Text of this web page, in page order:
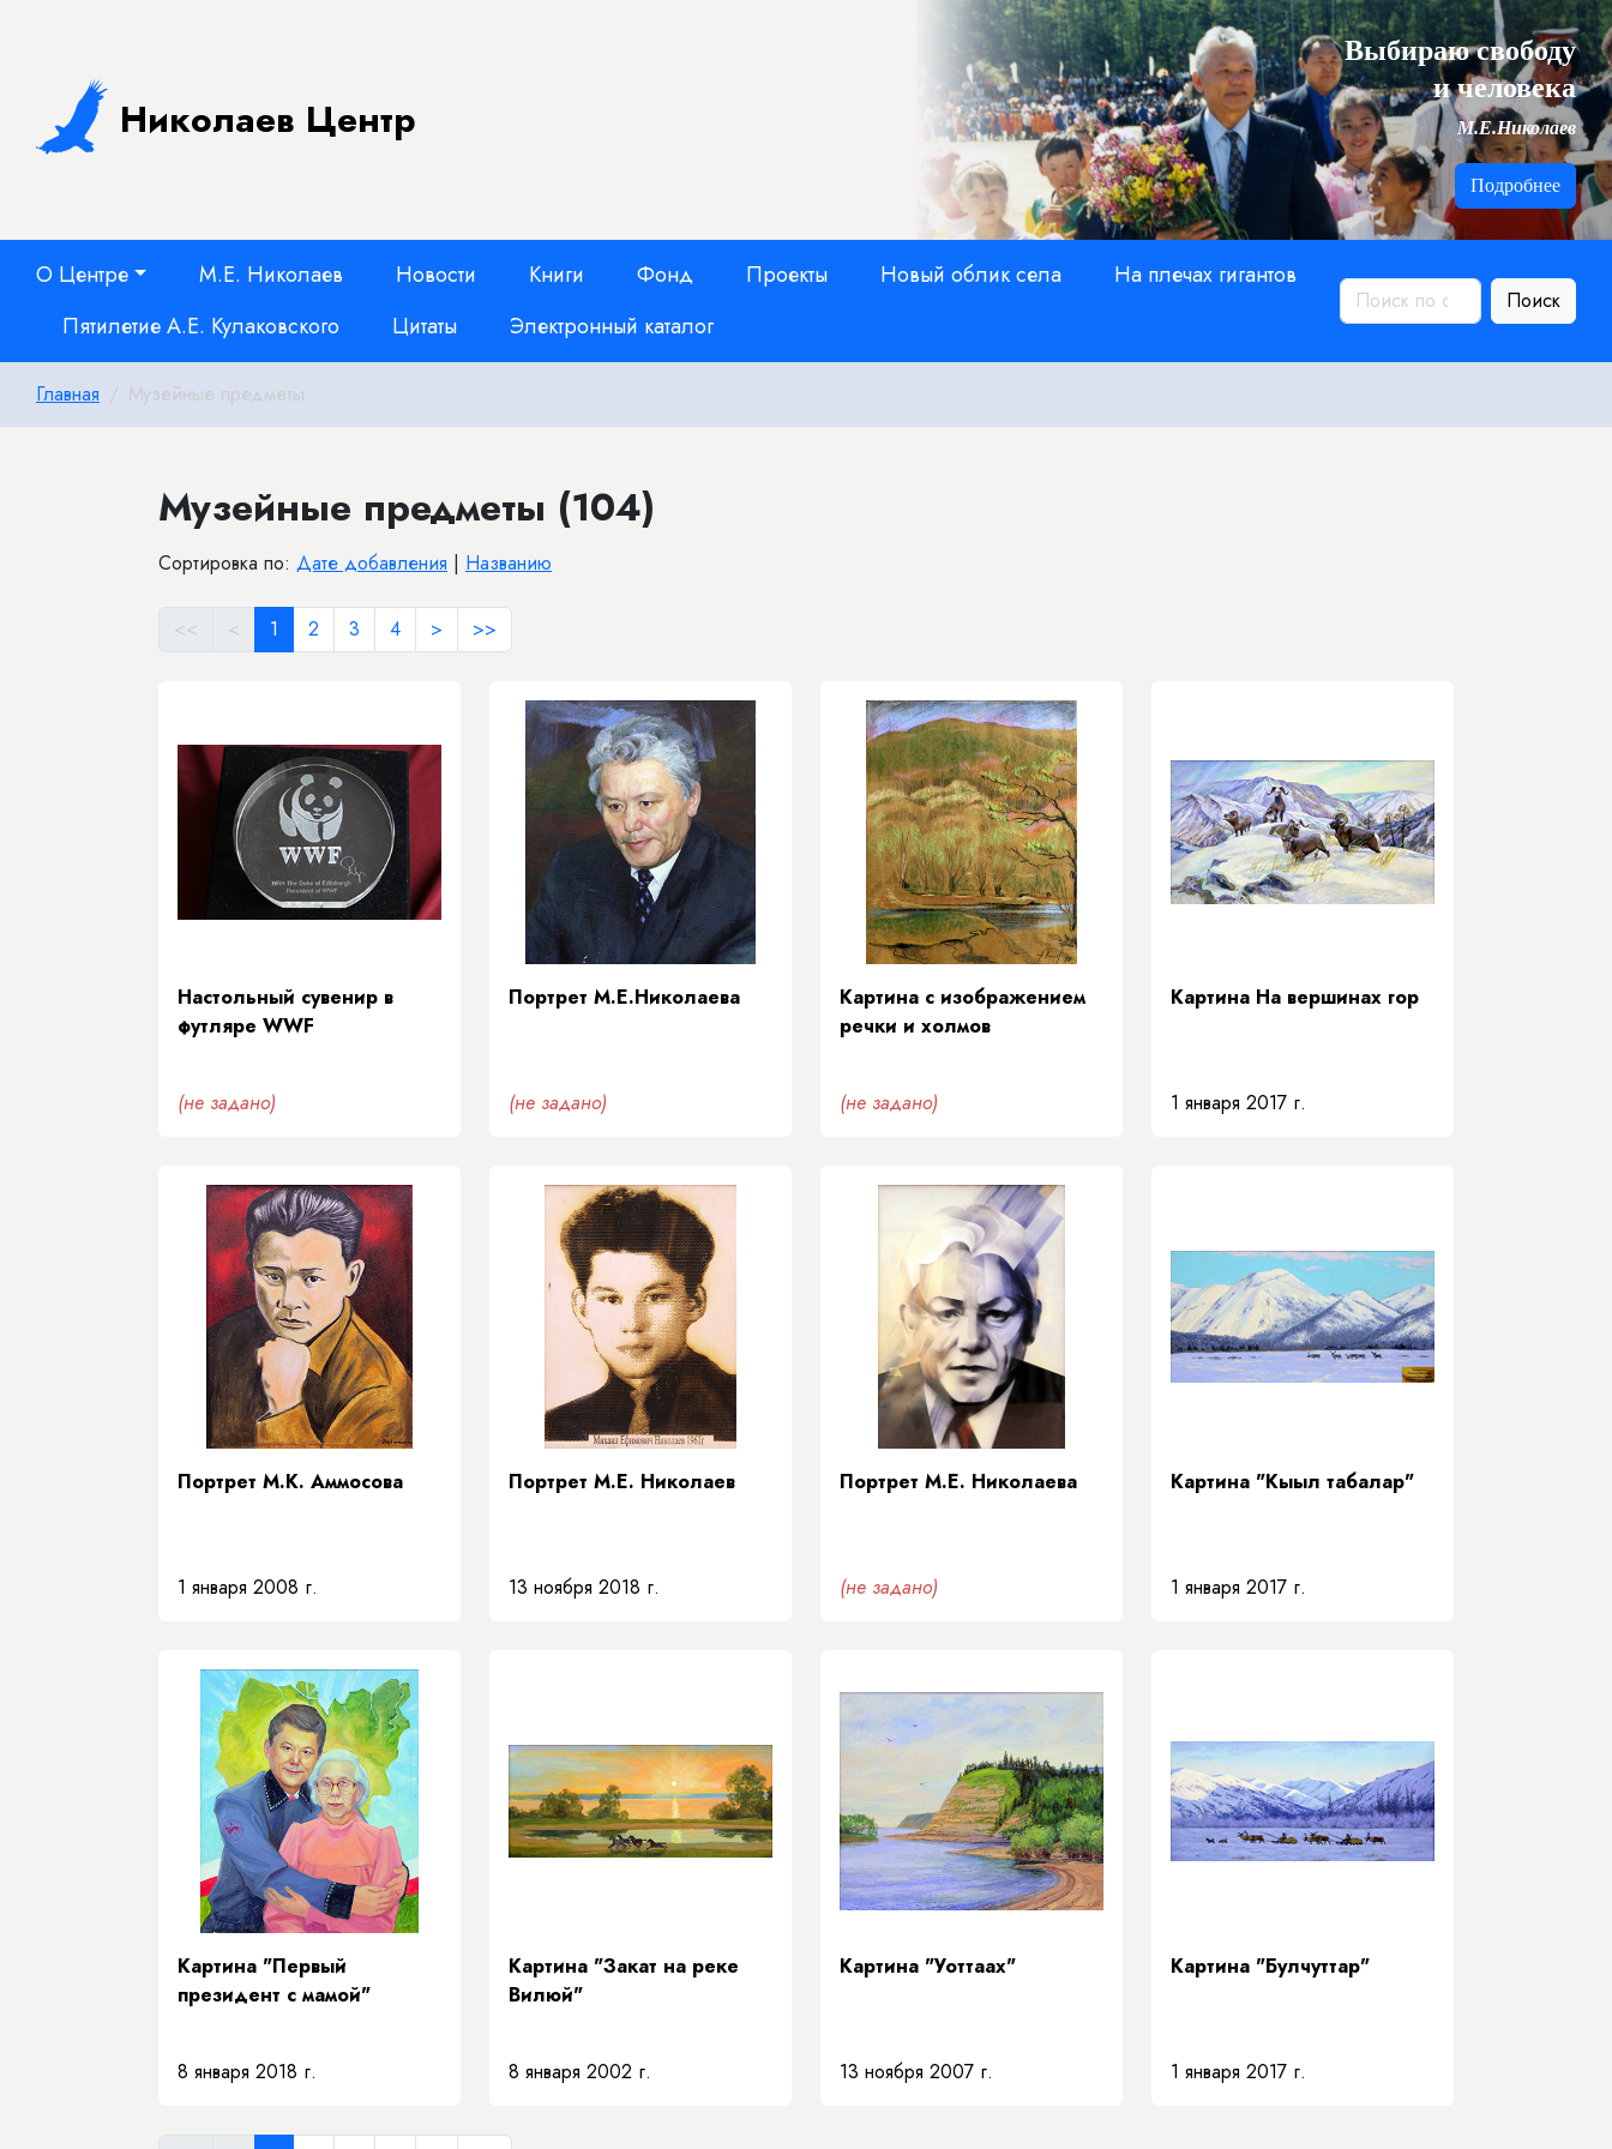
Николаев Центр
Выбираю свободу
и человека
М.Е.Николаев
Подробнее
О Центре М.Е. Николаев Новости Книги Фонд Проекты Новый облик села
На плечах гигантов
Пятилетие А.Е. Кулаковского
Цитаты Электронный каталог
Поиск
Главная Музейные предметы
Музейные предметы (104)
Сортировка по: Дате добавления | Названию
<< < 1 2 3 4 > >>
Настольный сувенир в
футляре WWF
(не задано)
Портрет М.Е.Николаева
(не задано)
Картина с изображением
речки и холмов
(не задано)
Картина На вершинах гор
1 января 2017 г.
Портрет М.К. Аммосова
1 января 2008 г.
Портрет М.Е. Николаев
13 ноября 2018 г.
Портрет М.Е. Николаева
(не задано)
Картина "Кыыл табалар"
1 января 2017 г.
Картина "Первый
президент с мамой"
8 января 2018 г.
Картина "Закат на реке
Вилюй"
8 января 2002 г.
Картина "Уоттаах"
13 ноября 2007 г.
Картина "Булчуттар"
1 января 2017 г.